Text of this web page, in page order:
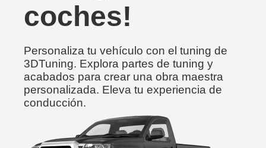
coches!
Personaliza tu vehículo con el tuning de
3DTuning. Explora partes de tuning y
acabados para crear una obra maestra
personalizada. Eleva tu experiencia de
conducción.